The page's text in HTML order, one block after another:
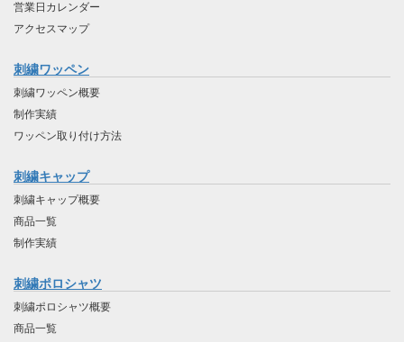
営業日カレンダー
アクセスマップ
刺繍ワッペン
刺繍ワッペン概要
制作実績
ワッペン取り付け方法
刺繍キャップ
刺繍キャップ概要
商品一覧
制作実績
刺繍ポロシャツ
刺繍ポロシャツ概要
商品一覧